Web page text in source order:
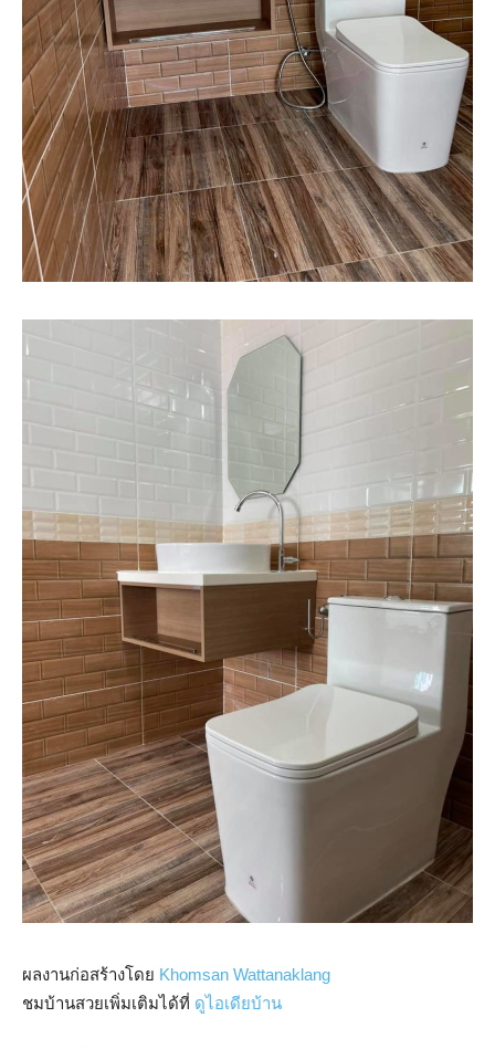
ผลงานก่อสร้างโดย Khomsan Wattanaklang
ชมบ้านสวยเพิ่มเติมได้ที่ ดูไอเดียบ้าน